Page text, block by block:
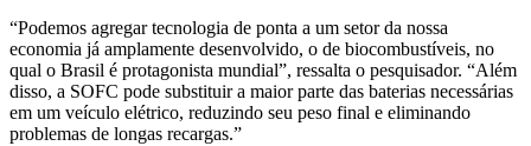
“Podemos agregar tecnologia de ponta a um setor da nossa
economia já amplamente desenvolvido, o de biocombustíveis, no
qual o Brasil é protagonista mundial”, ressalta o pesquisador. “Além
disso, a SOFC pode substituir a maior parte das baterias necessárias
em um veículo elétrico, reduzindo seu peso final e eliminando
problemas de longas recargas.”